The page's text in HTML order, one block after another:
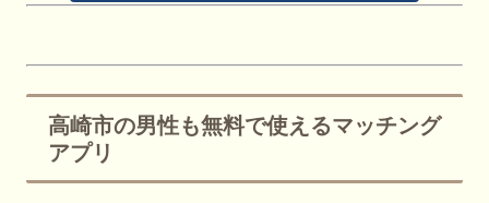
高崎市の男性も無料で使えるマッチング
アプリ